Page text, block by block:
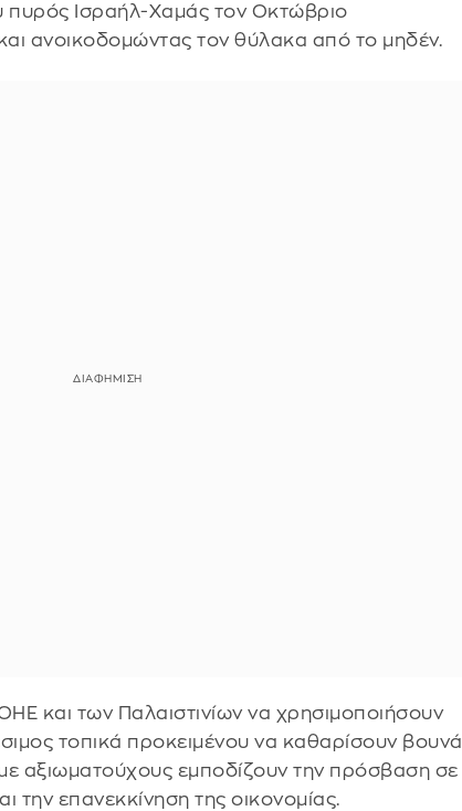
Ισραήλ-Χαμάς τον Οκτώβριο
ανοικοδομώντας τον θύλακα από το μηδέν.
και των Παλαιστινίων να χρησιμοποιήσουν
τοπικά προκειμένου να καθαρίσουν βουνά
αξιωματούχους εμποδίζουν την πρόσβαση σε
την επανεκκίνηση της οικονομίας.